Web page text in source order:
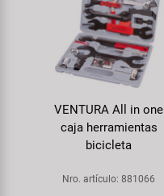
VENTURA All in one
caja herramientas
bicicleta
Nro. artículo: 881066